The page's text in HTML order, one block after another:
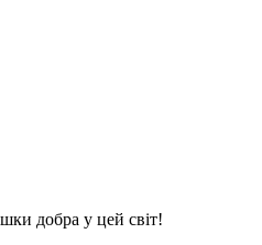
добра у цей світ!